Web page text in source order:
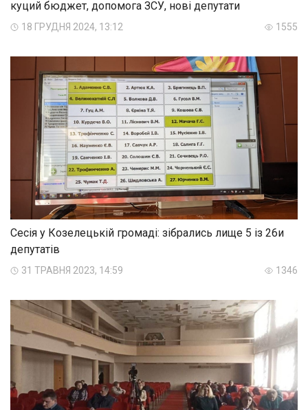
куций бюджет, допомога ЗСУ, нові депутати
18 ГРУДНЯ 2024, 13:12 1555
Сесія у Козелецькій громаді: зібрались лище 5 із 26и
депутатів
31 ТРАВНЯ 2023, 14:59 1346